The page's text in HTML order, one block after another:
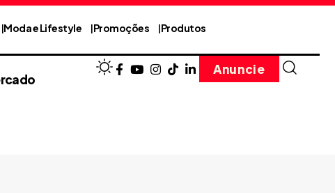
Moda e Lifestyle Promoções Produtos
Anuncie